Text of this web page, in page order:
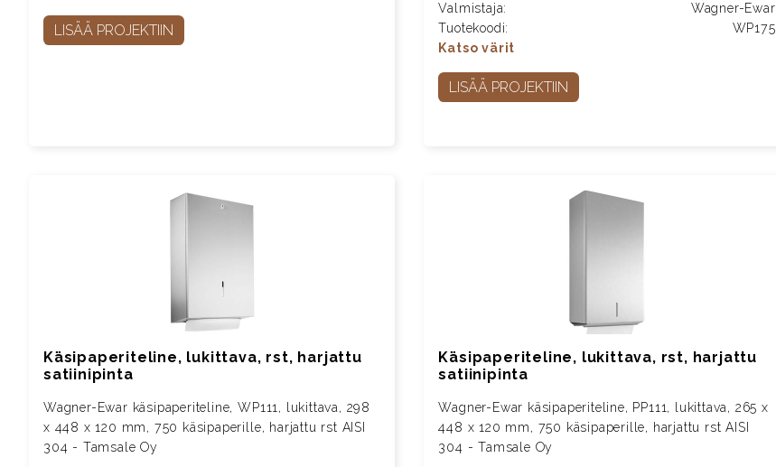
LISÄÄ PROJEKTIIN
Valmistaja:
Wagner-Ewar
Tuotekoodi:
WP175
Katso värit
LISÄÄ PROJEKTIIN
Käsipaperiteline, lukittava, rst, harjattu
satiinipinta
Wagner-Ewar käsipaperiteline, WP111, lukittava, 298
x 448 x 120 mm, 750 käsipaperille, harjattu rst AISI
304 - Tamsale Oy
Käsipaperiteline, lukittava, rst, harjattu
satiinipinta
Wagner-Ewar käsipaperiteline, PP111, lukittava, 265 x
448 x 120 mm, 750 käsipaperille, harjattu rst AISI
304 - Tamsale Oy